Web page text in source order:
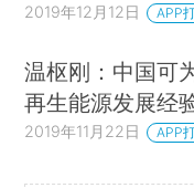
2019年12月12日 APP
温枢刚：中国可
再生能源发展经
2019年11月22日 APP